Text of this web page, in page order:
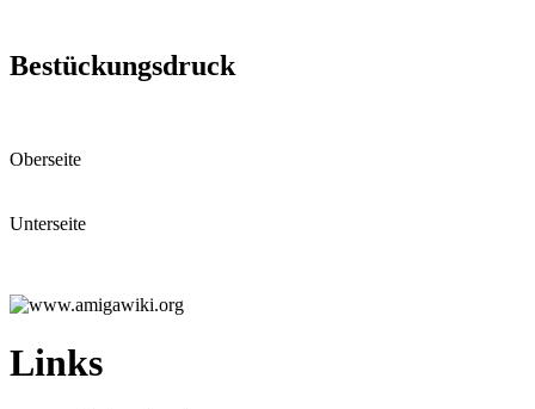
Bestückungsdruck
Oberseite
Unterseite
Links